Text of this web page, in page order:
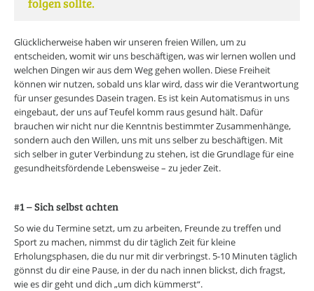
Glücklicherweise haben wir unseren freien Willen, um zu
entscheiden, womit wir uns beschäftigen, was wir lernen wollen und
welchen Dingen wir aus dem Weg gehen wollen. Diese Freiheit
können wir nutzen, sobald uns klar wird, dass wir die Verantwortung
für unser gesundes Dasein tragen. Es ist kein Automatismus in uns
eingebaut, der uns auf Teufel komm raus gesund hält. Dafür
brauchen wir nicht nur die Kenntnis bestimmter Zusammenhänge,
sondern auch den Willen, uns mit uns selber zu beschäftigen. Mit
sich selber in guter Verbindung zu stehen, ist die Grundlage für eine
gesundheitsfördende Lebensweise – zu jeder Zeit.
#1 – Sich selbst achten
So wie du Termine setzt, um zu arbeiten, Freunde zu treffen und
Sport zu machen, nimmst du dir täglich Zeit für kleine
Erholungsphasen, die du nur mit dir verbringst. 5-10 Minuten täglich
gönnst du dir eine Pause, in der du nach innen blickst, dich fragst,
wie es dir geht und dich „um dich kümmerst“.